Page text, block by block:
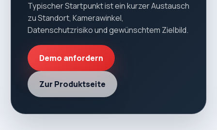
Typischer Startpunkt ist ein kurzer Austausch
zu Standort, Kamerawinkel,
Datenschutzrisiko und gewünschtem Zielbild.
Demo anfordern
Zur Produktseite